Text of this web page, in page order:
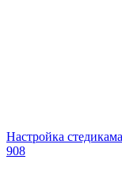
Настройка
908